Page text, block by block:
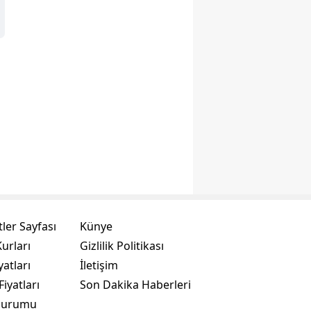
Sayfası
Künye
Gizlilik Politikası
İletişim
Son Dakika Haberleri